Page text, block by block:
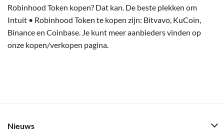
Robinhood Token kopen? Dat kan. De beste plekken om
Intuit • Robinhood Token te kopen zijn: Bitvavo, KuCoin,
Binance en Coinbase. Je kunt meer aanbieders vinden op
onze kopen/verkopen pagina.
Nieuws